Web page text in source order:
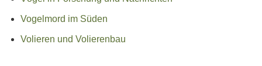
Vogelmord im Süden
Volieren und Volierenbau